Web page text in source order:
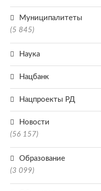
Муниципалитеты
(5 845)
Наука
Нацбанк
Нацпроекты РД
Новости
(56 157)
Образование
(3 099)